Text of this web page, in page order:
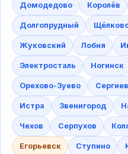
Домодедово Королёв
Долгопрудный
Жуковский Лобня
Электросталь Ногинск
Орехово-Зуево
Истра Звенигород
Чехов Серпухов
Егорьевск Ступино